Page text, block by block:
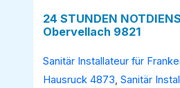
24 STUNDEN
Obervellach 9821
Sanitär Installateur für
Hausruck 4873,Sanitär